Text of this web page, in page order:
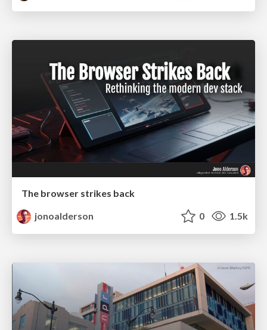
The browser strikes back
jonoalderson
0 1.5k